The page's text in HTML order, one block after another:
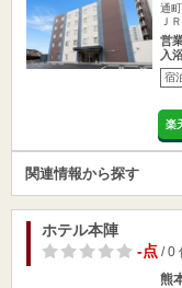
通
Ｊ
営
入
宿
楽
関連情報から探す
ホテル本陣
-点/ 0
熊